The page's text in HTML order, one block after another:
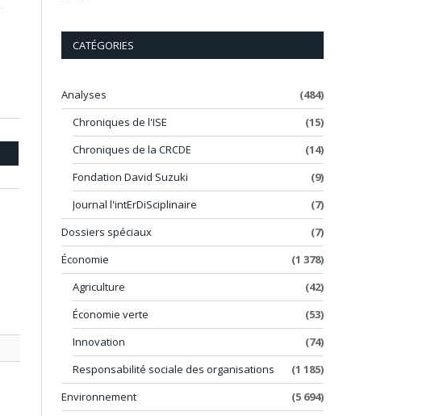
CATÉGORIES
Analyses
(484)
Chroniques de l'ISE
(15)
Chroniques de la CRCDE
(14)
Fondation David Suzuki
(9)
Journal l'intErDiSciplinaire
(7)
Dossiers spéciaux
(7)
Économie
(1 378)
Agriculture
(42)
Économie verte
(53)
Innovation
(74)
Responsabilité sociale des organisations
(1 185)
Environnement
(5 694)